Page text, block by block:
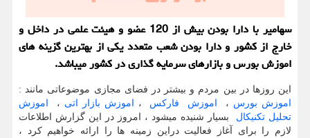
سهامیر با دارا بودن بیش از 120 عضو و هیئت علمی در داخل و
خارج از كشور و دارا بودن شعب متعدد یكی از بهترین گزینه های
اموزش بورس و بازارهای سرمایه گذاری در كشور میباشد.
این روزها در بین مردم و بیشتر در فضای مجازی موضوعاتی مانند :
اموزش بورس ، اموزش فارکس ، اموزش بازار اتی ، اموزش
تحلیل تکنیکال
بسیار شنیده میشود ، امروز در این گزارش اطلاعات
لازم را برای آغاز فعالیت دراین زمینه ها را ارائه خواهیم کرد ،